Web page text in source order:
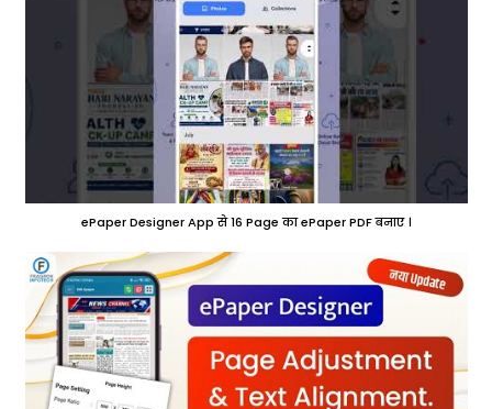
ePaper Designer App से 16 Page का ePaper PDF बनाए ।